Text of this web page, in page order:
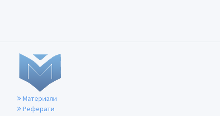
Материали
Реферати